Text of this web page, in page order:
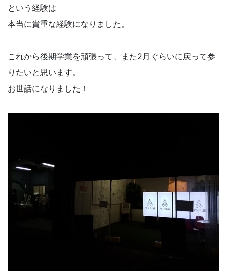
という経験は
本当に貴重な経験になりました。
これから後期学業を頑張って、また2月ぐらいに戻って参
りたいと思います。
お世話になりました！